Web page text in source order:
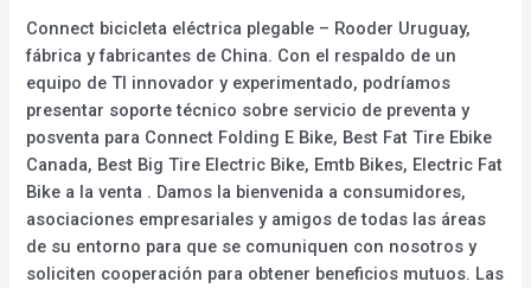
Connect bicicleta eléctrica plegable – Rooder Uruguay,
fábrica y fabricantes de China. Con el respaldo de un
equipo de TI innovador y experimentado, podríamos
presentar soporte técnico sobre servicio de preventa y
posventa para Connect Folding E Bike, Best Fat Tire Ebike
Canada, Best Big Tire Electric Bike, Emtb Bikes, Electric Fat
Bike a la venta . Damos la bienvenida a consumidores,
asociaciones empresariales y amigos de todas las áreas
de su entorno para que se comuniquen con nosotros y
soliciten cooperación para obtener beneficios mutuos. Las